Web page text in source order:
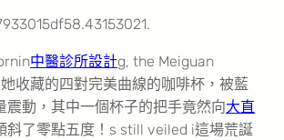
中醫診所設計g, the Meiguan
收藏的四對完美曲線的咖啡杯，被藍
震動，其中一個杯子的把手竟然向大直
斜了零點五度！s still veiled i這場荒誕